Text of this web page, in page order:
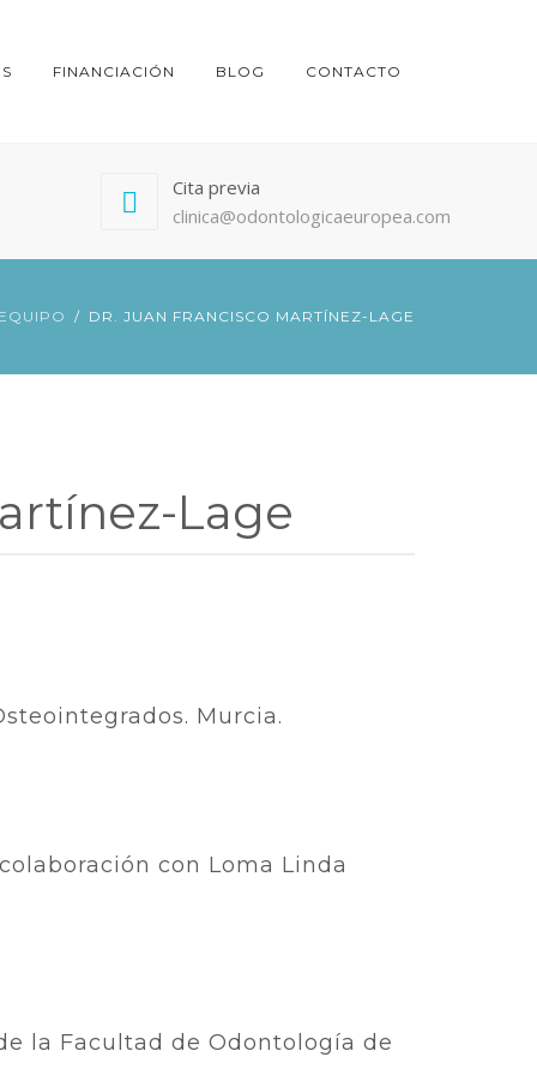
FINANCIACIÓN BLOG CONTACTO
Cita previa
clinica@odontologicaeuropea.com
DR. JUAN FRANCISCO MARTÍNEZ-LAGE
Lage
Murcia.
con Loma Linda
la Facultad de Odontología de